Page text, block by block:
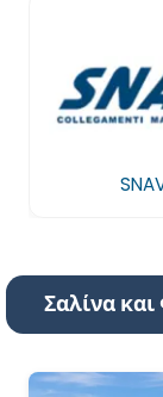
Σαλίνα